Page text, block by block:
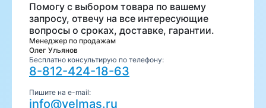
Помогу с выбором товара по вашему
запросу, отвечу на все интересующие
вопросы о сроках, доставке, гарантии.
Менеджер по продажам
Олег Ульянов
Бесплатно консультирую по телефону:
8-812-424-18-63
Пишите на e-mail:
info@velmas.ru